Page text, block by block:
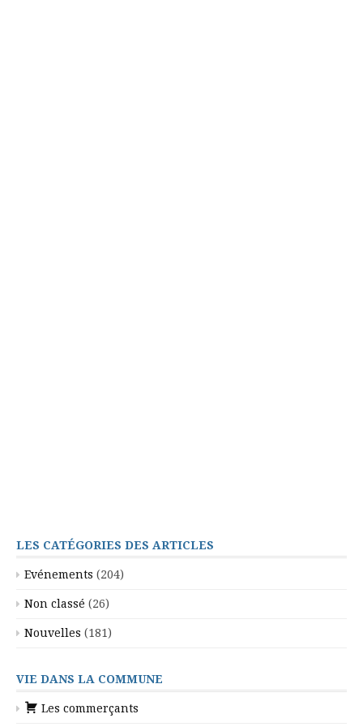
LES CATÉGORIES DES ARTICLES
Evénements (204)
Non classé (26)
Nouvelles (181)
VIE DANS LA COMMUNE
Les commerçants